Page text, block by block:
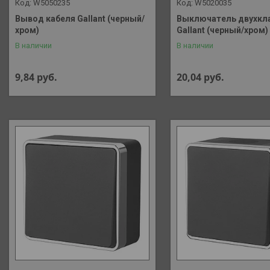
W5050235
Вывод кабеля Gallant (черный/
хром)
В наличии
9,84 руб.
W5020035
Выключатель
Gallant (черный/хром)
В наличии
20,04 руб.